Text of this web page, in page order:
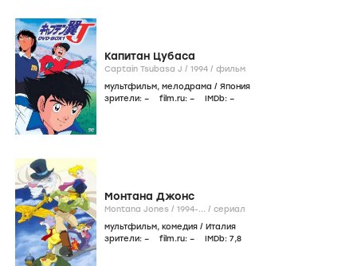
Капитан Цубаса
Captain Tsubasa J / 1994 / фильм
мультфильм, мелодрама / Япония
зрители: – film.ru: – IMDb: –
Монтана Джонс
Montana Jones / 1994-... / сериал
мультфильм, комедия / Италия
зрители: – film.ru: – IMDb: 7,8